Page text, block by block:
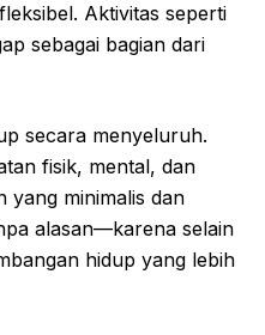
Aktivitas seperti
sebagai bagian dari
secara menyeluruh.
fisik, mental, dan
yang minimalis dan
alasan—karena selain
hidup yang lebih